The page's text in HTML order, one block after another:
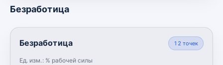
Безработица
Безработица
Ед. изм.: % рабочей силы
12 точек